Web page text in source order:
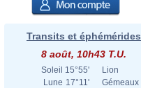
Transits et éphémérides
8 août, 10h43 T.U.
Soleil 15°55'
Lion
Lune 17°11'
Gémeaux